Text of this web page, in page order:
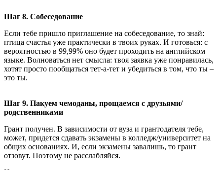
Шаг 8. Собеседование
Если тебе пришло приглашение на собеседование, то знай:
птица счастья уже практически в твоих руках. И готовься: с
вероятностью в 99,99% оно будет проходить на английском
языке. Волноваться нет смысла: твоя заявка уже понравилась,
хотят просто пообщаться тет-а-тет и убедиться в том, что ты –
это ты.
Шаг 9. Пакуем чемоданы, прощаемся с друзьями/
родственниками
Грант получен. В зависимости от вуза и грантодателя тебе,
может, придется сдавать экзамены в колледж/университет на
общих основаниях. И, если экзамены завалишь, то грант
отзовут. Поэтому не расслабляйся.